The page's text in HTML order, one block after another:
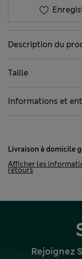
Description du
Taille
Informations et
Livraison à domicile
Afficher les
retours
Rejoignez